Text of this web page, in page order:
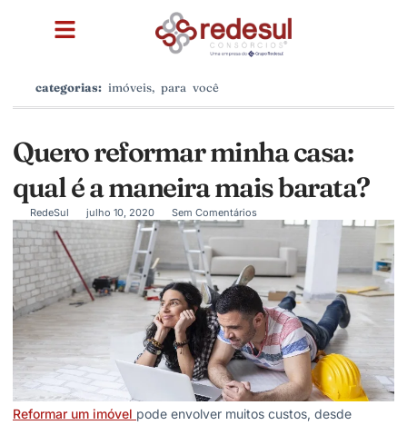
categorias: imóveis, para você
Quero reformar minha casa:
qual é a maneira mais barata?
RedeSul julho 10, 2020 Sem Comentários
Reformar um imóvel pode envolver muitos custos, desde